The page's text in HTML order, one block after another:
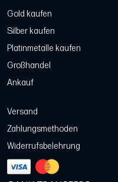
Gold kaufen
Silber kaufen
Platinmetalle kaufen
Großhandel
Ankauf
Versand
Zahlungsmethoden
Widerrufsbelehrung